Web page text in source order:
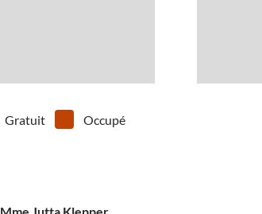
Gratuit Occupé
Mme Jutta Klepper